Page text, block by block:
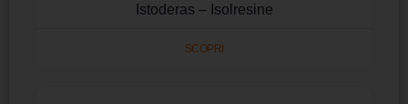
Istoderas – Isolresine
SCOPRI